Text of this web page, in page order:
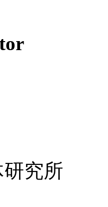
究所